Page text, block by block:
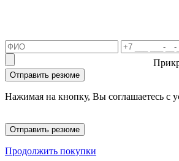
Отправить резюме
Нажимая на кнопку, Вы соглашаетесь с
Отправить резюме
Продолжить покупки